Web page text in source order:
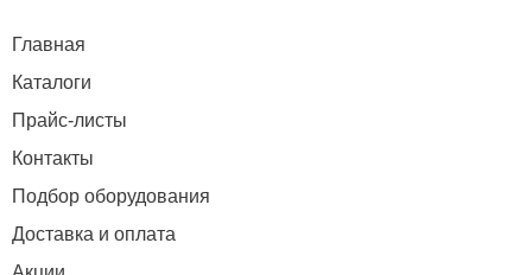
Главная
Каталоги
Прайс-листы
Контакты
Подбор оборудования
Доставка и оплата